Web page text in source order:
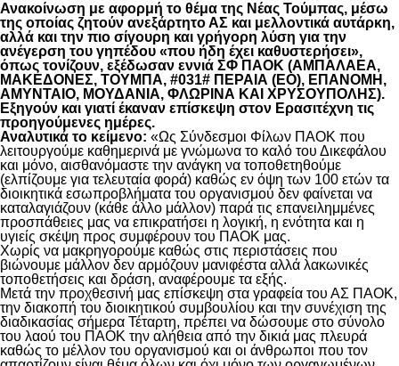
Ανακοίνωση με αφορμή το θέμα της Νέας Τούμπας, μέσω
της οποίας ζητούν ανεξάρτητο ΑΣ και μελλοντικά αυτάρκη,
αλλά και την πιο σίγουρη και γρήγορη λύση για την
ανέγερση του γηπέδου «που ήδη έχει καθυστερήσει»,
όπως τονίζουν, εξέδωσαν εννιά ΣΦ ΠΑΟΚ (ΑΜΠΑΛΑΕΑ,
ΜΑΚΕΔΟΝΕΣ, ΤΟΥΜΠΑ, #031# ΠΕΡΑΙΑ (ΕΟ), ΕΠΑΝΟΜΗ,
ΑΜΥΝΤΑΙΟ, ΜΟΥΔΑΝΙΑ, ΦΛΩΡΙΝΑ ΚΑΙ ΧΡΥΣΟΥΠΟΛΗΣ).
Εξηγούν και γιατί έκαναν επίσκεψη στον Ερασιτέχνη τις
προηγούμενες ημέρες.
Αναλυτικά το κείμενο: «Ως Σύνδεσμοι Φίλων ΠΑΟΚ που
λειτουργούμε καθημερινά με γνώμωνα το καλό του Δικεφάλου
και μόνο, αισθανόμαστε την ανάγκη να τοποθετηθούμε
(ελπίζουμε για τελευταία φορά) καθώς εν όψη των 100 ετών τα
διοικητικά εσωπροβλήματα του οργανισμού δεν φαίνεται να
καταλαγιάζουν (κάθε άλλο μάλλον) παρά τις επανειλημμένες
προσπάθειες μας να επικρατήσει η λογική, η ενότητα και η
υγιείς σκέψη προς συμφέρουν του ΠΑΟΚ μας.
Χωρίς να μακρηγορούμε καθώς στις περιστάσεις που
βιώνουμε μάλλον δεν αρμόζουν μανιφέστα αλλά λακωνικές
τοποθετήσεις και δράση, αναφέρουμε τα εξής.
Μετά την προχθεσινή μας επίσκεψη στα γραφεία του ΑΣ ΠΑΟΚ,
την διακοπή του διοικητικού συμβουλίου και την συνέχιση της
διαδικασίας σήμερα Τέταρτη, πρέπει να δώσουμε στο σύνολο
του λαού του ΠΑΟΚ την αλήθεια από την δικιά μας πλευρά
καθώς το μέλλον του οργανισμού και οι άνθρωποι που τον